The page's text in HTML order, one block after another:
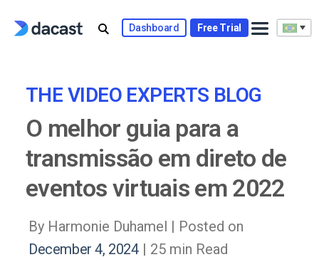
Dashboard Free Trial
THE VIDEO EXPERTS BLOG
O melhor guia para a
transmissão em direto de
eventos virtuais em 2022
By Harmonie Duhamel | Posted on
December 4, 2024| 25 min Read